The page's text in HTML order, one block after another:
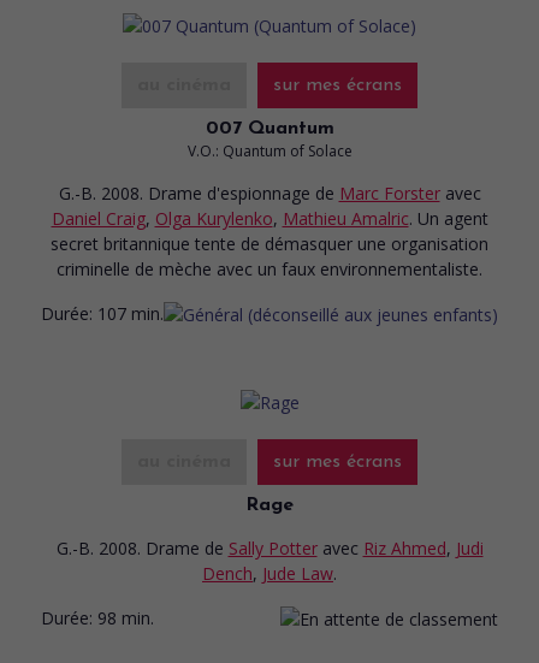
sur mes écrans
007 Quantum
V.O.: Quantum of Solace
G.-B. 2008. Drame d'espionnage de Marc Forster avec
Daniel Craig, Olga Kurylenko, Mathieu Amalric. Un agent
secret britannique tente de démasquer une organisation
criminelle de mèche avec un faux environnementaliste.
Durée: 107 min.
sur mes écrans
Rage
G.-B. 2008. Drame de Sally Potter avec Riz Ahmed, Judi
Dench, Jude Law.
Durée: 98 min.